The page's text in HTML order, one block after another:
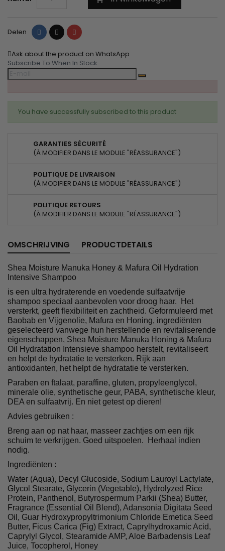
Delen Delen Tweet Pinterest
Ask about the product on WhatsApp
Subscribe To When In Stock
You have successfully subscribed to this product
GARANTIES SÉCURITÉ
(À MODIFIER DANS LE MODULE "RÉASSURANCE")
POLITIQUE DE LIVRAISON
(À MODIFIER DANS LE MODULE "RÉASSURANCE")
POLITIQUE RETOURS
(À MODIFIER DANS LE MODULE "RÉASSURANCE")
OMSCHRIJVING PRODUCTDETAILS
Shea Moisture Manuka Honey & Mafura Oil Hydration
Intensive Shampoo
is een ultra hydraterende en voedende sulfaatvrije
shampoo speciaal aanbevolen voor droog haar. Het
versterkt, geeft flexibiliteit en zachtheid. Geformuleerd met
Baobab en Vijgenolie, Mafura en Honing, ingrediënten
geselecteerd vanwege hun herstellende en revitaliserende
eigenschappen, Shea Moisture Manuka Honing & Mafura
Oil Hydratation Intensieve shampoo herstelt, revitaliseert
en helpt de hydratatie te versterken. Rijk aan
antioxidanten, het helpt de hydratatie te versterken.
Paraben en ftalaat, paraffine, gluten, propyleenglycol,
minerale olie, synthetische geur, PABA, synthetische kleur,
DEA en sulfaatvrij. En niet getest op dieren!
Advies gebruiken :
Breng aan op nat haar, masseer zachtjes om een ​​rijk
schuim te verkrijgen. Goed uitspoelen. Herhaal indien
nodig.
Ingrediënten :
Water (Aqua), Decyl Glucoside, Sodium Lauroyl Lactylate,
Glycol Stearate, Glycerin (Vegetable), Hydrolyzed Rice
Protein, Panthenol, Butyrospermum Parkii (Shea) Butter,
Fragrance (Essential Oil Blend), Adansonia Digitata Seed
Oil, Guar Hydroxypropyltrimonium Chloride Emetica Seed
Butter, Ficus Carica (Fig) Extract, Caprylhydroxamic Acid,
Caprylyl Glycol, Stearamide AMP, Aloe Barbadensis Leaf
Juice, Tocopherol, Honey